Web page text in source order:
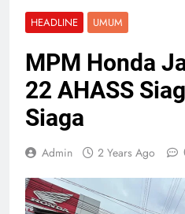
HEADLINE UMUM
MPM Honda
22 AHASS
Siaga
Admin 2 Years Ago